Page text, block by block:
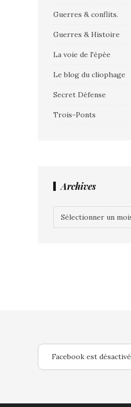
Guerres & conflits.
Guerres & Histoire
La voie de l'épée
Le blog du cliophage
Secret Défense
Trois-Ponts
Archives
Facebook est désactivé